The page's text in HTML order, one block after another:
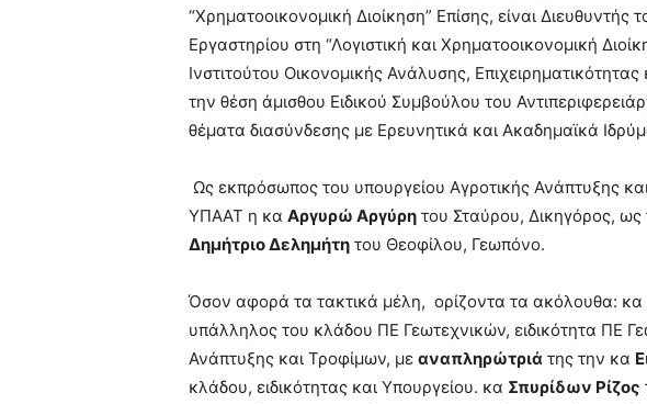
“Χρηματοοικονομική Διοίκηση” Επίσης, είναι Διευθυντής
Εργαστηρίου στη “Λογιστική και Χρηματοοικονομική
Ινστιτούτου Οικονομικής Ανάλυσης,
την θέση άμισθου Ειδικού Συμβούλου του
θέματα διασύνδεσης με Ερευνητικά και Ακαδημαϊκά
Ως εκπρόσωπος του υπουργείου Αγροτικής Ανάπτυξης
ΥΠΑΑΤ η κα Αργυρώ Αργύρη του Σταύρου, Δικηγόρος, ως
ΔημήτριοΔελημήτη του Θεοφίλου, Γεωπόνο.
Όσον αφορά τα τακτικά μέλη, ορίζοντα τα ακόλουθα: κα
υπάλληλος του κλάδου ΠΕ Γεωτεχνικών, ειδικότητα ΠΕ
Ανάπτυξης και Τροφίμων, με αναπληρώτριά της την κα
κλάδου, ειδικότητας και Υπουργείου. κα Σπυρίδων Ρίζος